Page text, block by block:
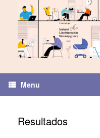
content
Menu
Resultados